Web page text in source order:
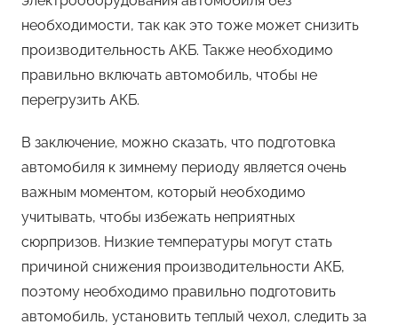
необходимости, так как это тоже может снизить
производительность АКБ. Также необходимо
правильно включать автомобиль, чтобы не
перегрузить АКБ.
В заключение, можно сказать, что подготовка
автомобиля к зимнему периоду является очень
важным моментом, который необходимо
учитывать, чтобы избежать неприятных
сюрпризов. Низкие температуры могут стать
причиной снижения производительности АКБ,
поэтому необходимо правильно подготовить
автомобиль, установить теплый чехол, следить за